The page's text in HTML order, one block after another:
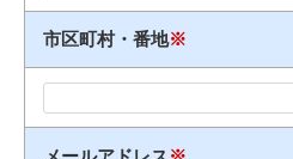
市区町村・番地※